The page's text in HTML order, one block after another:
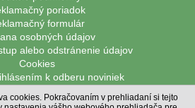
poriadok
formulár
osobných údajov
alebo odstránenie údajov
Cookies
k odberu noviniek
PLATBY
cookies. Pokračovaním v prehliadaní si tejto